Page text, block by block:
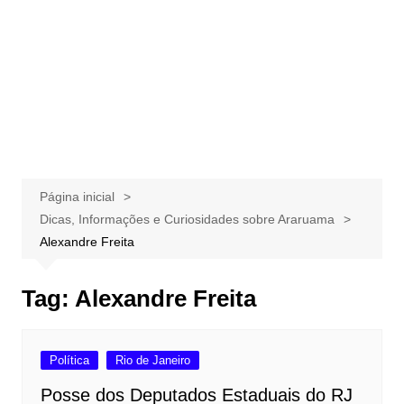
Página inicial
Dicas, Informações e Curiosidades sobre Araruama
Alexandre Freita
Tag: Alexandre Freita
Política Rio de Janeiro
Posse dos Deputados Estaduais do RJ